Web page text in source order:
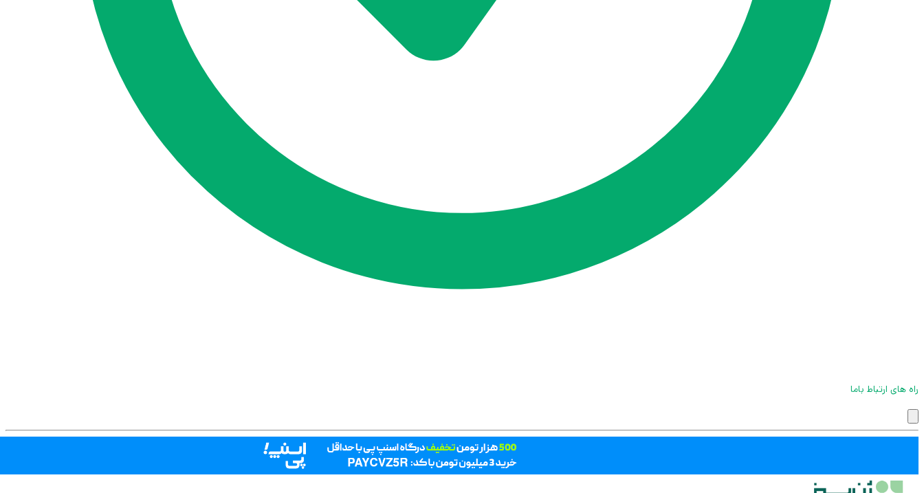
راه های ارتباط باما